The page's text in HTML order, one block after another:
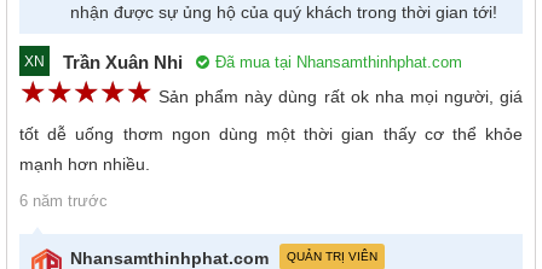
nhận được sự ủng hộ của quý khách trong thời gian tới!
XN Trần Xuân Nhi Đã mua tại Nhansamthinhphat.com
☆☆☆☆☆
★★★★★ Sản phẩm này dùng rất ok nha mọi người, giá
tốt dễ uống thơm ngon dùng một thời gian thấy cơ thể khỏe
mạnh hơn nhiều.
6 năm trước
Nhansamthinhphat.com QUẢN TRỊ VIÊN